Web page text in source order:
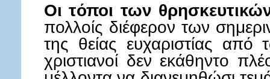
Οι τόποι των
πολλοίς διέφερον των
της θείας ευχαριστίας από
χριστιανοί δεν εκάθηντο